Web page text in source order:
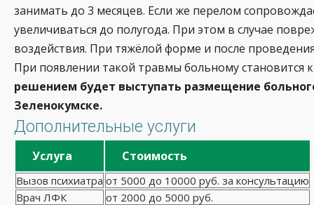
занимать до 3 месяцев. Если же перелом
увеличиваться до полугода. При этом в случае
воздействия. При тяжёлой форме и после
При появлении такой травмы больному становится
решением будет выступать размещение
Зеленокумске.
Дополнительные услуги
Услуга Стоимость
Вызов психиатра от 5000 до 10000 руб. за консультацию
Врач ЛФК
от 2000 до 5000 руб.